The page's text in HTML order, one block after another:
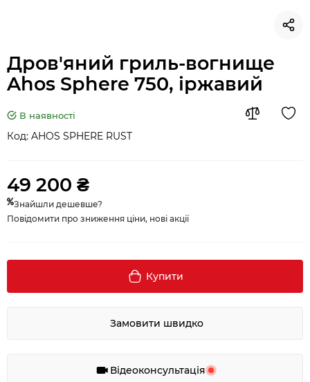
Дров'яний гриль-вогнище
Ahos Sphere 750, іржавий
В наявності
Код: AHOS SPHERE RUST
49 200 ₴
Знайшли дешевше?
Повідомити про зниження ціни, нові акції
Купити
Замовити швидко
Відеоконсультація